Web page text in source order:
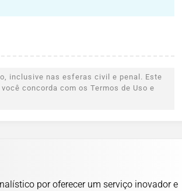
inclusive nas esferas civil e penal. Este
concorda com os Termos de Uso e
por oferecer um serviço inovador e